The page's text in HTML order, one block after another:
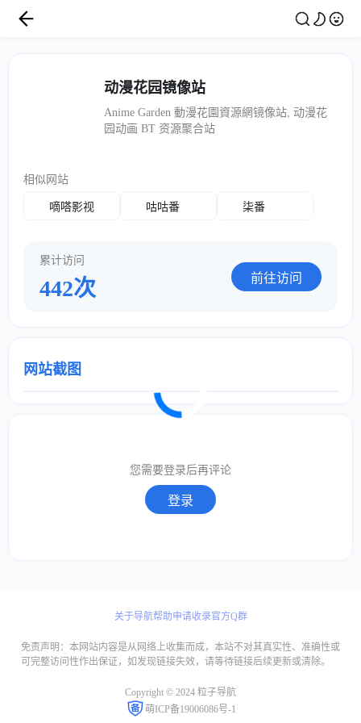
动漫花园镜像站
Anime Garden 動漫花園資源網镜像站, 动漫花
园动画 BT 资源聚合站
相似网站
嘀嗒影视 咕咕番 柒番
累计访问
442次 前往访问
网站截图
您需要登录后再评论
登录
关于导航帮助申请收录官方Q群
免责声明：本网站内容是从网络上收集而成，本站不对其真实性、准确性或
可完整访问性作出保证，如发现链接失效，请等待链接后续更新或清除。
Copyright © 2024 粒子导航
萌ICP备19006086号-1
取消 回复